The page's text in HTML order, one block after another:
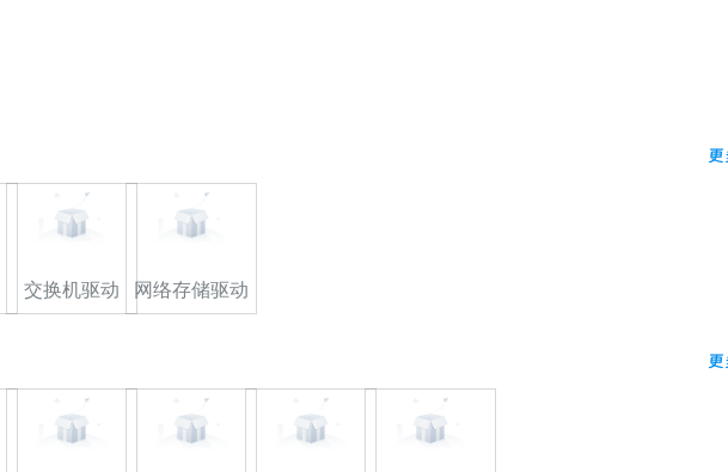
交换机驱动 网络存储驱动